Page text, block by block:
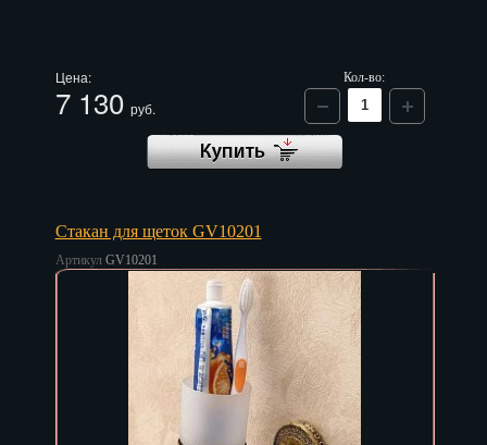
Цена:
7 130 руб.
Кол-во:
Стакан для щеток GV10201
Артикул GV10201